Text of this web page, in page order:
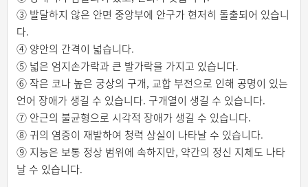
③ 발달하지 않은 안면 중앙부에 안구가 현저히 돌출되어 있습니
다.
④ 양안의 간격이 넓습니다.
⑤ 넓은 엄지손가락과 큰 발가락을 가지고 있습니다.
⑥ 작은 코나 높은 궁상의 구개, 교합 부전으로 인해 공명이 있는
언어 장애가 생길 수 있습니다. 구개열이 생길 수 있습니다.
⑦ 안근의 불균형으로 시각적 장애가 생길 수 있습니다.
⑧ 귀의 염증이 재발하여 청력 상실이 나타날 수 있습니다.
⑨ 지능은 보통 정상 범위에 속하지만, 약간의 정신 지체도 나타
날 수 있습니다.